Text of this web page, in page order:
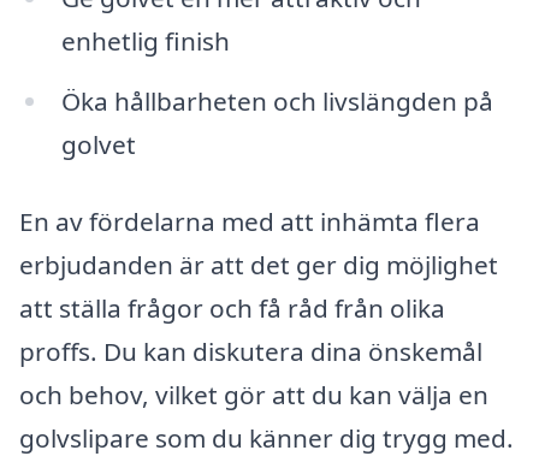
enhetlig finish
Öka hållbarheten och livslängden på
golvet
En av fördelarna med att inhämta flera
erbjudanden är att det ger dig möjlighet
att ställa frågor och få råd från olika
proffs. Du kan diskutera dina önskemål
och behov, vilket gör att du kan välja en
golvslipare som du känner dig trygg med.